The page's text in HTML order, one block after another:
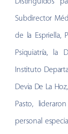
Subdirector
de la Espriella,
Psiquiatría, la
Instituto
Devia De La
Pasto,
personal